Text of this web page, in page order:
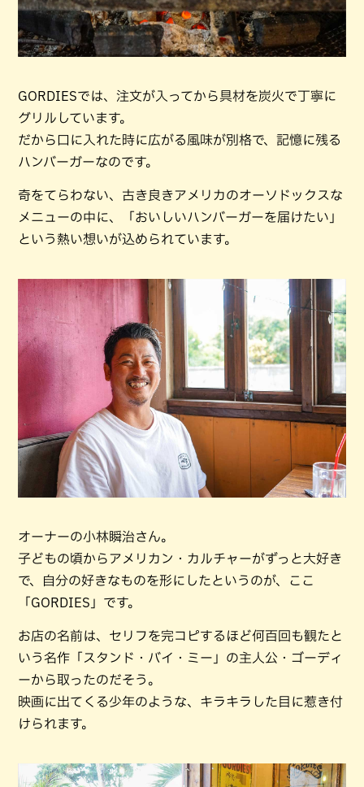
GORDIESでは、注文が入ってから具材を炭火で丁寧に
グリルしています。
だから口に入れた時に広がる風味が別格で、記憶に残る
ハンバーガーなのです。
奇をてらわない、古き良きアメリカのオーソドックスな
メニューの中に、「おいしいハンバーガーを届けたい」
という熱い想いが込められています。
オーナーの小林瞬治さん。
子どもの頃からアメリカン・カルチャーがずっと大好き
で、自分の好きなものを形にしたというのが、ここ
「GORDIES」です。
お店の名前は、セリフを完コピするほど何百回も観たと
いう名作「スタンド・バイ・ミー」の主人公・ゴーディ
ーから取ったのだそう。
映画に出てくる少年のような、キラキラした目に惹き付
けられます。